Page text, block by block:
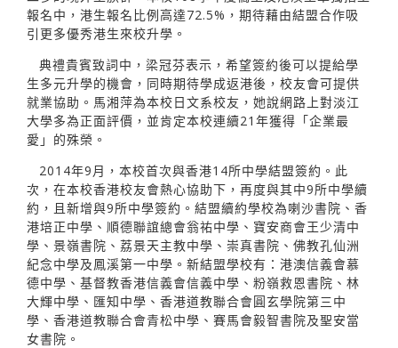
報名中，港生報名比例高達72.5%，期待藉由結盟合作吸
引更多優秀港生來校升學。
典禮貴賓致詞中，梁冠芬表示，希望簽約後可以提給學
生多元升學的機會，同時期待學成返港後，校友會可提供
就業協助。馬湘萍為本校日文系校友，她說網路上對淡江
大學多為正面評價，並肯定本校連續21年獲得「企業最
愛」的殊榮。
2014年9月，本校首次與香港14所中學結盟簽約。此
次，在本校香港校友會熱心協助下，再度與其中9所中學續
約，且新增與9所中學簽約。結盟續約學校為喇沙書院、香
港培正中學、順德聯誼總會翁祐中學、寶安商會王少清中
學、景嶺書院、荔景天主教中學、崇真書院、佛教孔仙洲
紀念中學及鳳溪第一中學。新結盟學校有：港澳信義會慕
德中學、基督教香港信義會信義中學、粉嶺救恩書院、林
大輝中學、匯知中學、香港道教聯合會圓玄學院第三中
學、香港道教聯合會青松中學、賽馬會毅智書院及聖安當
女書院。